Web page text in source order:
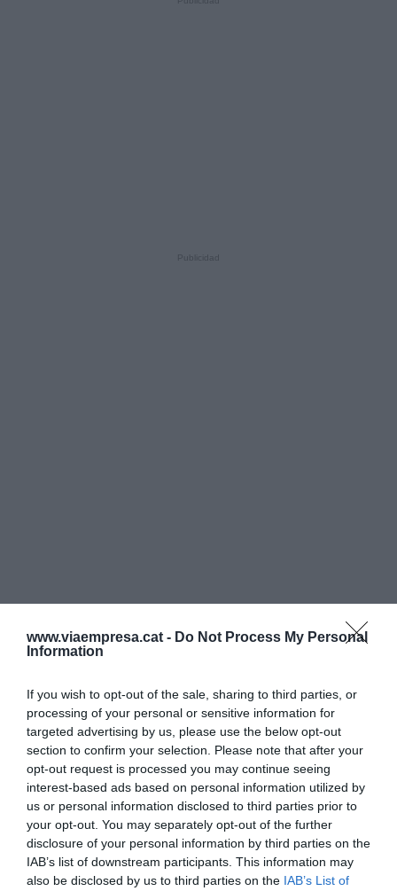
www.viaempresa.cat - Do Not Process My Personal
Information
If you wish to opt-out of the sale, sharing to third parties, or
processing of your personal or sensitive information for
targeted advertising by us, please use the below opt-out
section to confirm your selection. Please note that after your
opt-out request is processed you may continue seeing
interest-based ads based on personal information utilized by
us or personal information disclosed to third parties prior to
your opt-out. You may separately opt-out of the further
disclosure of your personal information by third parties on the
IAB’s list of downstream participants. This information may
also be disclosed by us to third parties on the IAB’s List of